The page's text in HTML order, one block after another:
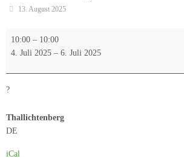
13. August 2025
Thallichtenberger
Sommeropen
10:00 – 10:00
4. Juli 2025 – 6. Juli 2025
?
Thallichtenberg
DE
iCal